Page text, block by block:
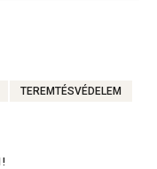
TEREMTÉSVÉDELEM